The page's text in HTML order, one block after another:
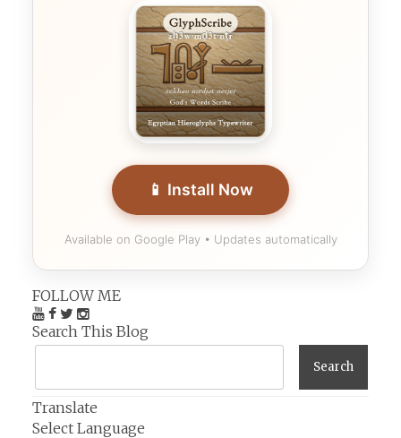
📱 Install Now
Available on Google Play • Updates automatically
FOLLOW ME
Search This Blog
Translate
Select Language